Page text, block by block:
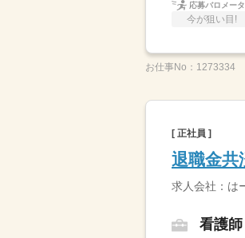
応募バロメー
今が狙い目!
お仕事No： 1273334
[ 正社員 ]
退職金共
求人会社：は
看護